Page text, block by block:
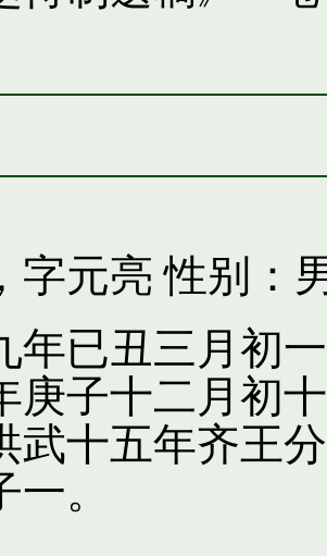
字元亮 性别：
年已丑三月初
庚子十二月初
武十五年齐王
。